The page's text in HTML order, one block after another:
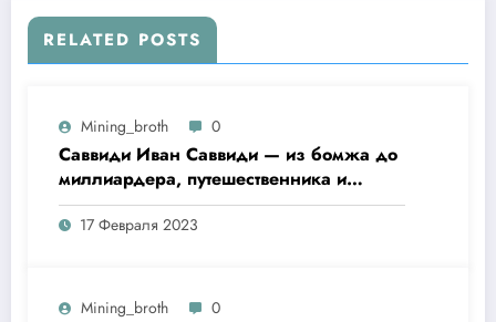
RELATED POSTS
Mining_broth 0
Саввиди Иван Саввиди — из бомжа до
миллиардера, путешественника и
футбольного президента —
удивительная биография
17 Февраля 2023
Mining_broth 0